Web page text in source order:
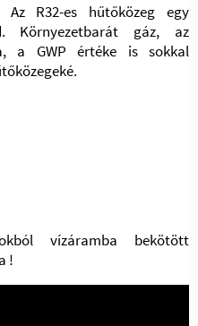
R32-es hűtőközeg egy
Környezetbarát gáz, az
a GWP értéke is sokkal
vízáramba bekötött
!